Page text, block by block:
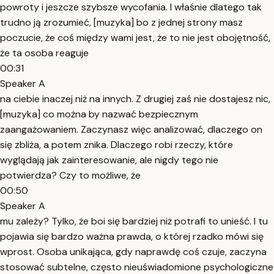
powroty i jeszcze szybsze wycofania. I właśnie dlatego tak
trudno ją zrozumieć, [muzyka] bo z jednej strony masz
poczucie, że coś między wami jest, że to nie jest obojętność,
że ta osoba reaguje
00:31
Speaker A
na ciebie inaczej niż na innych. Z drugiej zaś nie dostajesz nic,
[muzyka] co można by nazwać bezpiecznym
zaangażowaniem. Zaczynasz więc analizować, dlaczego on
się zbliża, a potem znika. Dlaczego robi rzeczy, które
wyglądają jak zainteresowanie, ale nigdy tego nie
potwierdza? Czy to możliwe, że
00:50
Speaker A
mu zależy? Tylko, że boi się bardziej niż potrafi to unieść. I tu
pojawia się bardzo ważna prawda, o której rzadko mówi się
wprost. Osoba unikająca, gdy naprawdę coś czuje, zaczyna
stosować subtelne, często nieuświadomione psychologiczne